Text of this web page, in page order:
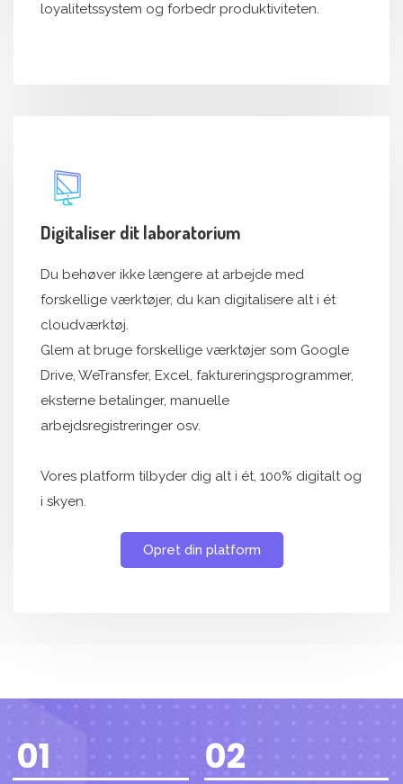
loyalitetssystem og forbedr produktiviteten.
Digitaliser dit laboratorium
Du behøver ikke længere at arbejde med
forskellige værktøjer, du kan digitalisere alt i ét
cloudværktøj.
Glem at bruge forskellige værktøjer som Google
Drive, WeTransfer, Excel, faktureringsprogrammer,
eksterne betalinger, manuelle
arbejdsregistreringer osv.
Vores platform tilbyder dig alt i ét, 100% digitalt og
i skyen.
Opret din platform
01 02